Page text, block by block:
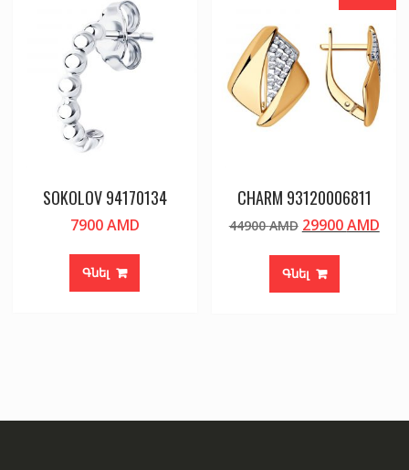
SOKOLOV 94170134
7900AMD
Գնել
CHARM 93120006811
44900AMD Original
was:
44900 AMD.
29900AMD
Գնել